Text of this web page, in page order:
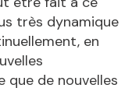
très dynamique
en
que de nouvelles